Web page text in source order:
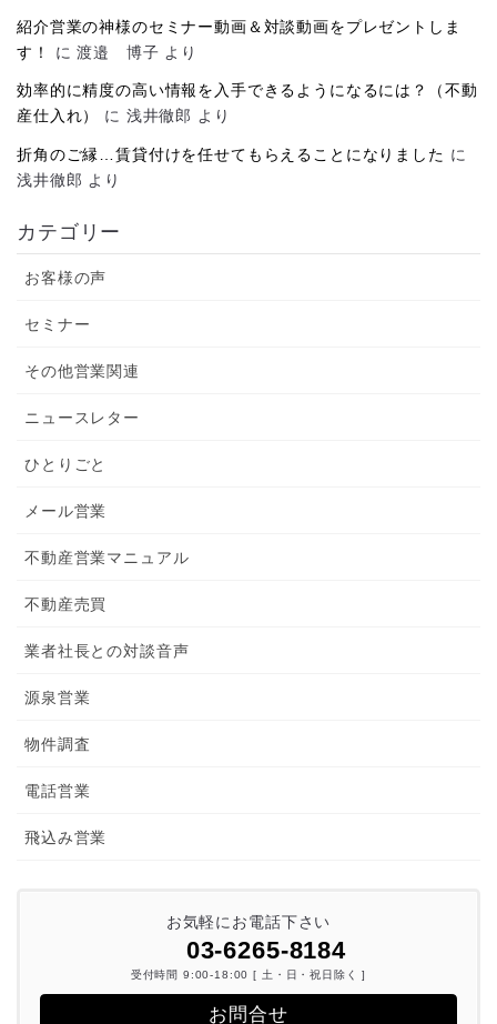
紹介営業の神様のセミナー動画＆対談動画をプレゼントしま
す！
に渡邉 博子 より
効率的に精度の高い情報を入手できるようになるには？（不動
産仕入れ）
に 浅井徹郎 より
折角のご縁…賃貸付けを任せてもらえることになりました に
浅井徹郎 より
カテゴリー
お客様の声
セミナー
その他営業関連
ニュースレター
ひとりごと
メール営業
不動産営業マニュアル
不動産売買
業者社長との対談音声
源泉営業
物件調査
電話営業
飛込み営業
お気軽にお電話下さい
03-6265-8184
受付時間 9:00-18:00 [ 土・日・祝日除く ]
お問合せ